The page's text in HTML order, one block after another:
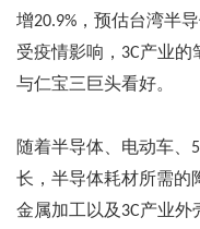
增20.9% ，预估台湾半
受疫情影响， 3C产业的
与仁宝三巨头看好。
随着半导体、电动车、
长，半导体耗材所需的
金属加工以及 3C产业外